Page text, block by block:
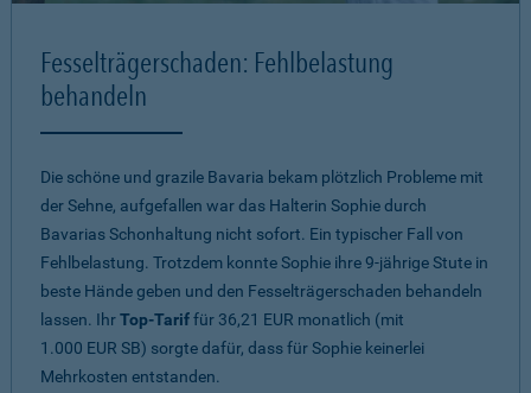
Fesselträgerschaden: Fehlbelastung
behandeln
Die schöne und grazile Bavaria bekam plötzlich Probleme mit
der Sehne, aufgefallen war das Halterin Sophie durch
Bavarias Schonhaltung nicht sofort. Ein typischer Fall von
Fehlbelastung. Trotzdem konnte Sophie ihre 9-jährige Stute in
beste Hände geben und den Fesselträgerschaden behandeln
lassen. IhrTop-Tariffür 36,21 EUR monatlich (mit
1.000 EUR SB) sorgte dafür, dass für Sophie keinerlei
Mehrkosten entstanden.